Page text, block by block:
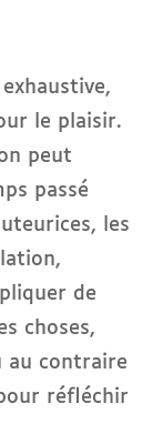
le plaisir.
peut
passé
les
de
choses,
au contraire
réfléchir